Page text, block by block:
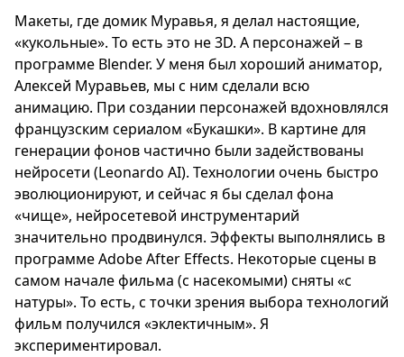
Макеты, где домик Муравья, я делал настоящие,
«кукольные». То есть это не 3D. А персонажей – в
программе Blender. У меня был хороший аниматор,
Алексей Муравьев, мы с ним сделали всю
анимацию. При создании персонажей вдохновлялся
французским сериалом «Букашки». В картине для
генерации фонов частично были задействованы
нейросети (Leonardo AI). Технологии очень быстро
эволюционируют, и сейчас я бы сделал фона
«чище», нейросетевой инструментарий
значительно продвинулся. Эффекты выполнялись в
программе Adobe After Effects. Некоторые сцены в
самом начале фильма (с насекомыми) сняты «с
натуры». То есть, с точки зрения выбора технологий
фильм получился «эклектичным». Я
экспериментировал.